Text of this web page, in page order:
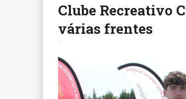
Clube Recreativo
várias frentes